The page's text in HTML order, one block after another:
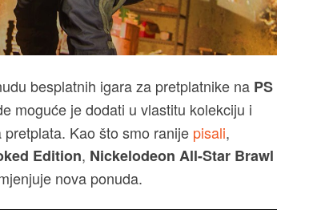
besplatnih igara za pretplatnike na PS
moguće je dodati u vlastitu kolekciju i
Kao što smo ranije pisali,
Edition, Nickelodeon All-Star Brawl
nova ponuda.